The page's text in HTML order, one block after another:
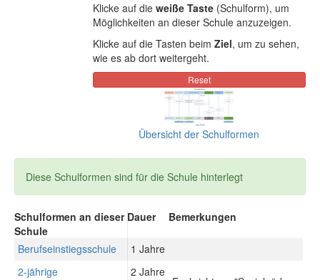
Klicke auf die weiße Taste(Schulform), um
Möglichkeiten an dieser Schule anzuzeigen.
Klicke auf die Tasten beim Ziel, um zu sehen,
wie es ab dort weitergeht.
Übersicht der Schulformen
Diese Schulformen sind für die Schule hinterlegt
Schulformen an dieser
Schule
Dauer Bemerkungen
Berufseinstiegsschule
1 Jahre
2-jährige
2 Jahre